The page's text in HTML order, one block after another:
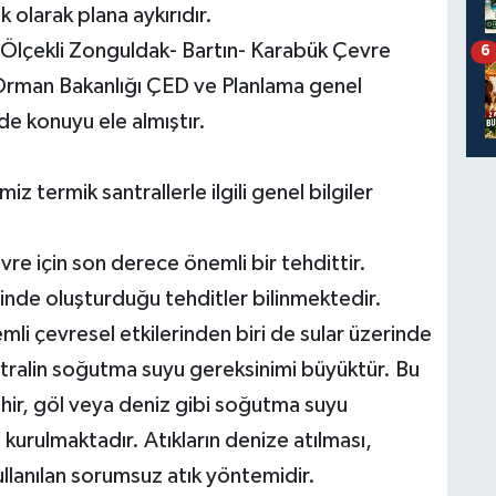
plana aykırıdır.
Zonguldak- Bartın- Karabük Çevre
Bakanlığı ÇED ve Planlama genel
konuyu ele almıştır.
termik santrallerle ilgili genel bilgiler
için son derece önemli bir tehdittir.
oluşturduğu tehditler bilinmektedir.
çevresel etkilerinden biri de sular üzerinde
soğutma suyu gereksinimi büyüktür. Bu
göl veya deniz gibi soğutma suyu
Atıkların denize atılması,
sorumsuz atık yöntemidir.
6